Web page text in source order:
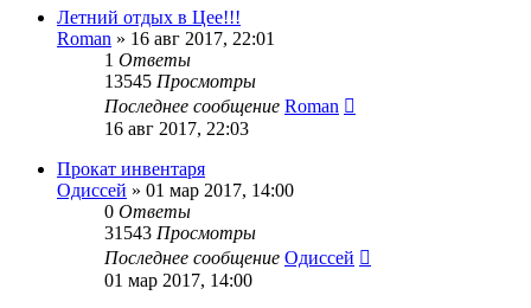
Летний отдых в Цее!!!
Roman » 16 авг 2017, 22:01
1 Ответы
13545 Просмотры
Последнее сообщение Roman
16 авг 2017, 22:03
Прокат инвентаря
Одиссей » 01 мар 2017, 14:00
0 Ответы
31543 Просмотры
Последнее сообщение Одиссей
01 мар 2017, 14:00